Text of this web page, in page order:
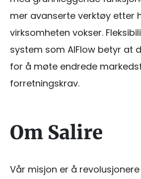
mer avanserte verktøy etter
virksomheten vokser.
system som AIFlow betyr at
for å møte endrede
forretningskrav.
Om Salire
Vår misjon er å revolusjonere